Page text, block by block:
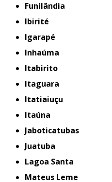
Funilândia
Ibirité
Igarapé
Inhaúma
Itabirito
Itaguara
Itatiaiuçu
Itaúna
Jaboticatubas
Juatuba
Lagoa Santa
Mateus Leme